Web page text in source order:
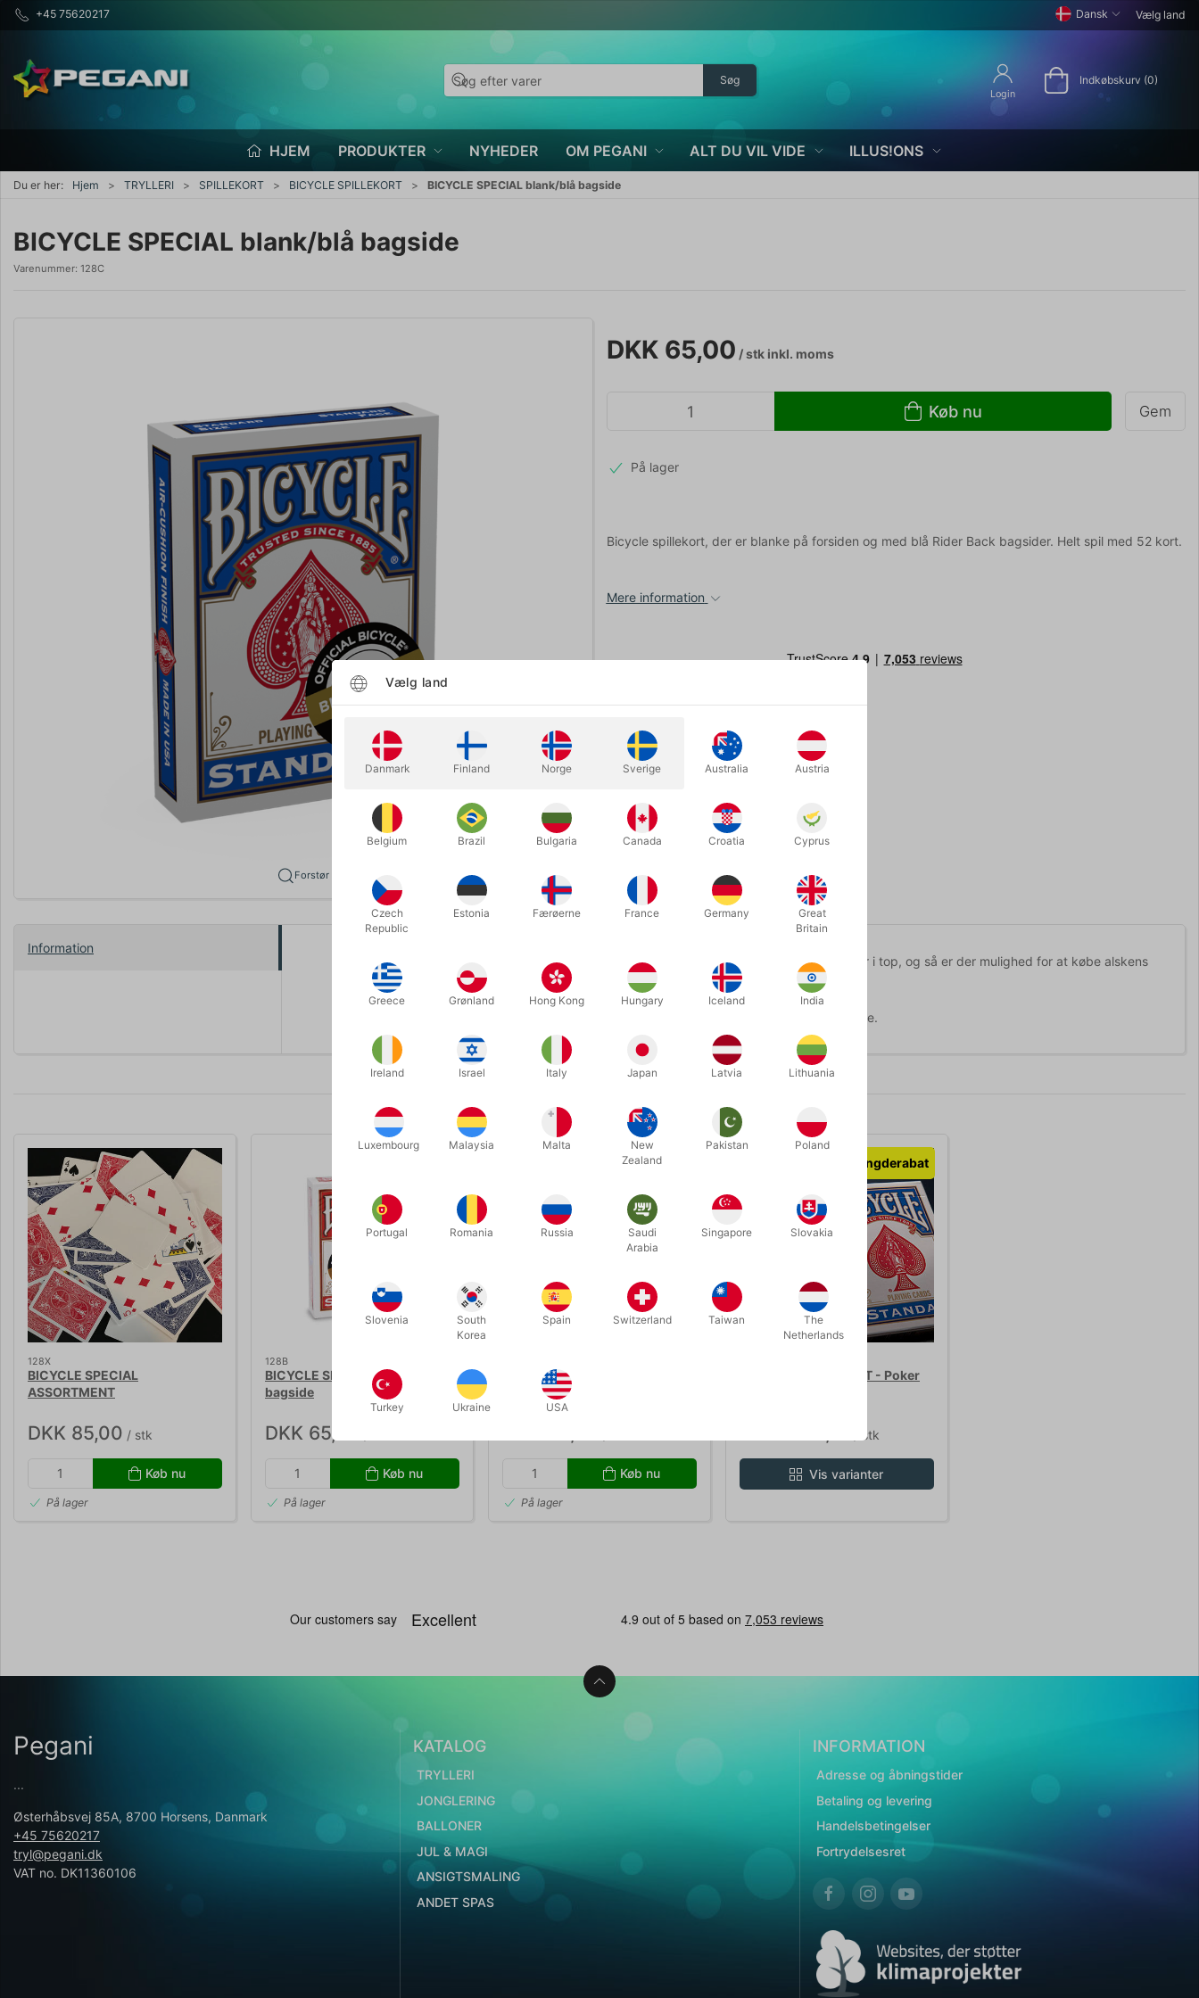
+45 75620217 Dansk Vælg land
Søg
Login
Indkøbskurv (0)
HJEM PRODUKTER NYHEDER OM PEGANI ALT DU VIL VIDE ILLUS!ONS
Du er her: Hjem TRYLLERI SPILLEKORT BICYCLE SPILLEKORT BICYCLE SPECIAL blank/blå bagside
BICYCLE SPECIAL blank/blå bagside
Varenummer: 128C
Forstør
DKK 65,00 / stkinkl. moms
Køb nu Gem
På lager
Bicycle spillekort, der er blanke på forsiden og med blå Rider Back bagsider. Helt spil med 52 kort.
Mere information
Information
Kortene af mærket Bicycle er internationalt tryllekunstneres foretrukne mærke. Kvaliteten er i top, og så er der mulighed for at købe alskens
specialkort, der matcher de normale spil.
Her får du 52 kort, der er helt blanke (hvide) på den ene side og med almindelig blå bagside.
128X
BICYCLE SPECIAL
ASSORTMENT
DKK 85,00 / stk
Køb nu
På lager
128B
BICYCLE SPECIAL blank/rød
bagside
DKK 65,00
Køb nu
På lager
Spar 40%
KURETAKE 2 WAY GLUE
Standard pris DKK 50,00
Køb nu
På lager
Mængderabat
BICYCLE SPILLEKORT - Poker
/ stk
Vis varianter
Pegani
...
Østerhåbsvej 85A, 8700 Horsens, Danmark
+45 75620217
tryl@pegani.dk
VAT no. DK11360106
KATALOG
TRYLLERI
JONGLERING
BALLONER
JUL & MAGI
ANSIGTSMALING
ANDET SPAS
INFORMATION
Adresse og åbningstider
Betaling og levering
Handelsbetingelser
Fortrydelsesret
Vælg land
Danmark Finland Norge Sverige Australia Austria
Belgium Brazil Bulgaria Canada Croatia Cyprus
Czech
Republic
Estonia Færøerne France Germany
Great
Britain
Greece Grønland Hong Kong Hungary Iceland India
Ireland Israel Italy Japan Latvia Lithuania
Luxembourg Malaysia Malta
New
Zealand
Pakistan Poland
Portugal Romania Russia
Saudi
Arabia
Singapore Slovakia
Slovenia
South
Korea
Spain Switzerland Taiwan
The
Netherlands
Turkey Ukraine USA